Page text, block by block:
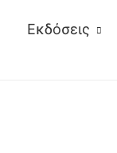
Εκδόσεις